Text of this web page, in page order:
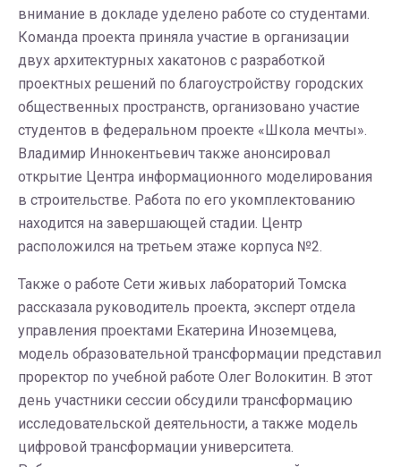
внимание в докладе уделено работе со студентами.
Команда проекта приняла участие в организации
двух архитектурных хакатонов с разработкой
проектных решений по благоустройству городских
общественных пространств, организовано участие
студентов в федеральном проекте «Школа мечты».
Владимир Иннокентьевич также анонсировал
открытие Центра информационного моделирования
в строительстве. Работа по его укомплектованию
находится на завершающей стадии. Центр
расположился на третьем этаже корпуса №2.
Также о работе Сети живых лабораторий Томска
рассказала руководитель проекта, эксперт отдела
управления проектами Екатерина Иноземцева,
модель образовательной трансформации представил
проректор по учебной работе Олег Волокитин. В этот
день участники сессии обсудили трансформацию
исследовательской деятельности, а также модель
цифровой трансформации университета.